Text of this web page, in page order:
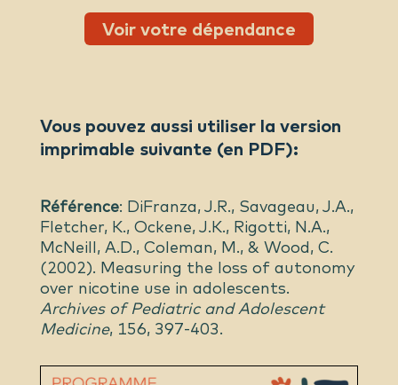
Voir votre dépendance
Vous pouvez aussi utiliser la version
imprimable suivante (en PDF):
Référence: DiFranza, J.R., Savageau, J.A.,
Fletcher, K., Ockene, J.K., Rigotti, N.A.,
McNeill, A.D., Coleman, M., & Wood, C.
(2002). Measuring the loss of autonomy
over nicotine use in adolescents.
Archives of Pediatric and Adolescent
Medicine, 156, 397-403.